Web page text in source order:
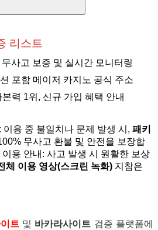
리스트
무사고 보증 및 실시간 모니터링
포함 메이저 카지노 공식 주소
본력 1위, 신규 가입 혜택 안내
이용 중 불일치나 문제 발생 시, 패키
무사고 환불 및 안전을 보장합
이용 안내: 사고 발생 시 원활한 보상
체 이용 영상(스크린 녹화) 지참은
트및 바카라사이트 검증 플랫폼에